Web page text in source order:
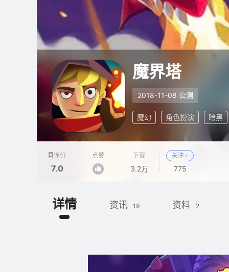
魔界塔
2018-11-08 公测
魔幻 角色扮演 暗黑
评分
7.0
点赞 下载
3.2万
关注+
775
详情 资讯 19 资料 2